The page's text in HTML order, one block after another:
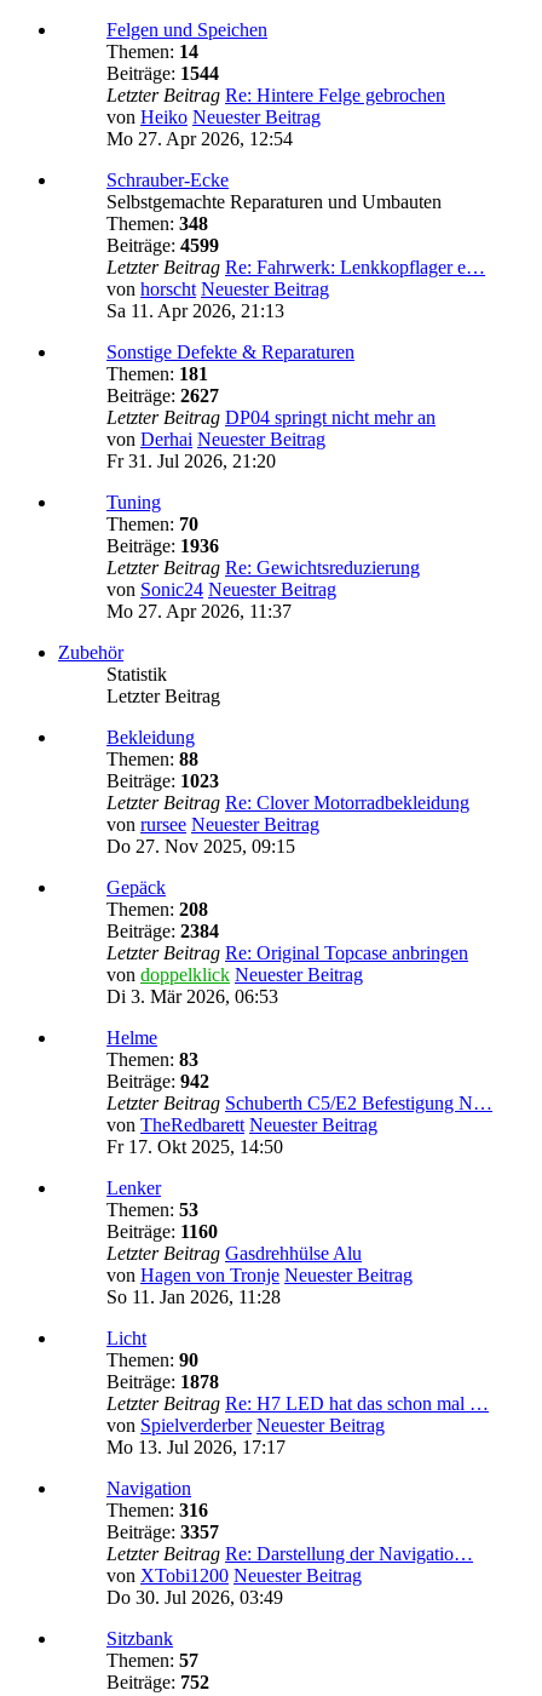
Felgen und Speichen
Themen: 14
Beiträge: 1544
Letzter Beitrag Re: Hintere Felge gebrochen
von Heiko Neuester Beitrag
Mo 27. Apr 2026, 12:54
Schrauber-Ecke
Selbstgemachte Reparaturen und Umbauten
Themen: 348
Beiträge: 4599
Letzter Beitrag Re: Fahrwerk: Lenkkopflager e…
von horscht Neuester Beitrag
Sa 11. Apr 2026, 21:13
Sonstige Defekte & Reparaturen
Themen: 181
Beiträge: 2627
Letzter Beitrag DP04 springt nicht mehr an
von Derhai Neuester Beitrag
Fr 31. Jul 2026, 21:20
Tuning
Themen: 70
Beiträge: 1936
Letzter Beitrag Re: Gewichtsreduzierung
von Sonic24 Neuester Beitrag
Mo 27. Apr 2026, 11:37
Zubehör
Statistik
Letzter Beitrag
Bekleidung
Themen: 88
Beiträge: 1023
Letzter Beitrag Re: Clover Motorradbekleidung
von rursee Neuester Beitrag
Do 27. Nov 2025, 09:15
Gepäck
Themen: 208
Beiträge: 2384
Letzter Beitrag Re: Original Topcase anbringen
von doppelklick Neuester Beitrag
Di 3. Mär 2026, 06:53
Helme
Themen: 83
Beiträge: 942
Letzter Beitrag Schuberth C5/E2 Befestigung N…
von TheRedbarett Neuester Beitrag
Fr 17. Okt 2025, 14:50
Lenker
Themen: 53
Beiträge: 1160
Letzter Beitrag Gasdrehhülse Alu
von Hagen von Tronje Neuester Beitrag
So 11. Jan 2026, 11:28
Licht
Themen: 90
Beiträge: 1878
Letzter Beitrag Re: H7 LED hat das schon mal …
von Spielverderber Neuester Beitrag
Mo 13. Jul 2026, 17:17
Navigation
Themen: 316
Beiträge: 3357
Letzter Beitrag Re: Darstellung der Navigatio…
von XTobi1200 Neuester Beitrag
Do 30. Jul 2026, 03:49
Sitzbank
Themen: 57
Beiträge: 752